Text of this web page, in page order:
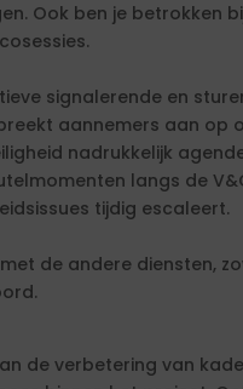
Ook ben je betrokken
signalerende en
aannemers aan op
nadrukkelijk
langs de
tijdig escaleert.
de andere diensten,
de verbetering van